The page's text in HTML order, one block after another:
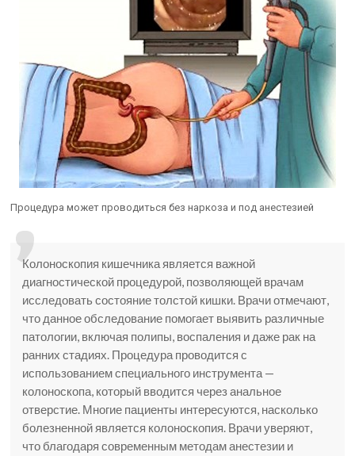
Процедура может проводиться без наркоза и под анестезией
Колоноскопия кишечника является важной
диагностической процедурой, позволяющей врачам
исследовать состояние толстой кишки. Врачи отмечают,
что данное обследование помогает выявить различные
патологии, включая полипы, воспаления и даже рак на
ранних стадиях. Процедура проводится с
использованием специального инструмента —
колоноскопа, который вводится через анальное
отверстие. Многие пациенты интересуются, насколько
болезненной является колоноскопия. Врачи уверяют,
что благодаря современным методам анестезии и